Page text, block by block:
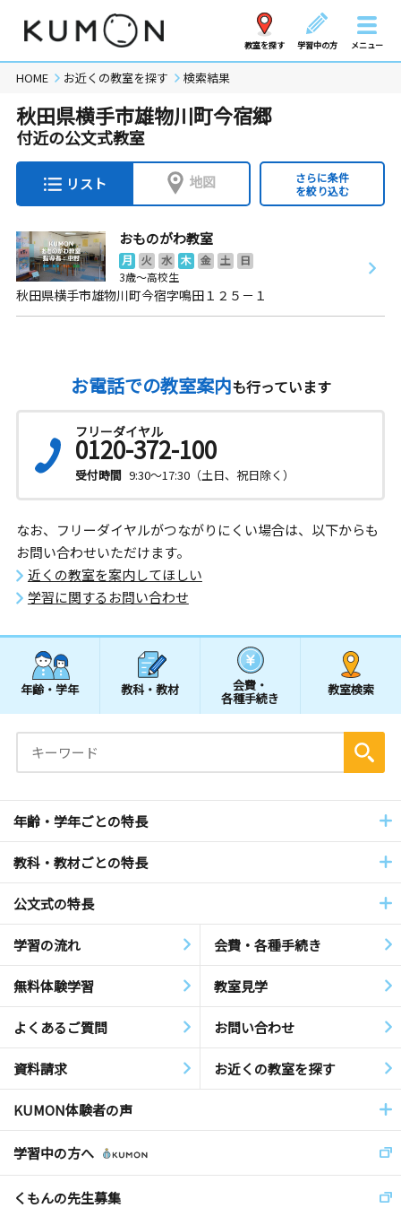
教室を探す 学習中の方 メニュー
HOME お近くの教室を探す 検索結果
秋田県横手市雄物川町今宿郷
付近の公文式教室
リスト 地図
さらに条件
を絞り込む
おものがわ教室
月 火 水 木 金 土
日
3歳～高校生
秋田県横手市雄物川町今宿字鳴田１２５－１
お電話での教室案内も行っています
フリーダイヤル
0120-372-100
受付時間 9:30～17:30（土日、祝日除く）
なお、フリーダイヤルがつながりにくい場合は、以下からも
お問い合わせいただけます。
近くの教室を案内してほしい
学習に関するお問い合わせ
年齢・学年 教科・教材 会費・
各種手続き
教室検索
年齢・学年ごとの特長
教科・教材ごとの特長
公文式の特長
学習の流れ 会費・各種手続き
無料体験学習 教室見学
よくあるご質問 お問い合わせ
資料請求 お近くの教室を探す
KUMON体験者の声
学習中の方へ
くもんの先生募集